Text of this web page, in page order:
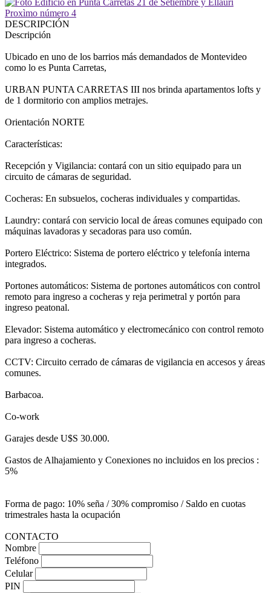
DESCRIPCIÓN
Descripción
Ubicado en uno de los barrios más demandados de Montevideo
como lo es Punta Carretas,
URBAN PUNTA CARRETAS III nos brinda apartamentos lofts y
de 1 dormitorio con amplios metrajes.
Orientación NORTE
Características:
Recepción y Vigilancia: contará con un sitio equipado para un
circuito de cámaras de seguridad.
Cocheras: En subsuelos, cocheras individuales y compartidas.
Laundry: contará con servicio local de áreas comunes equipado con
máquinas lavadoras y secadoras para uso común.
Portero Eléctrico: Sistema de portero eléctrico y telefonía interna
integrados.
Portones automáticos: Sistema de portones automáticos con control
remoto para ingreso a cocheras y reja perimetral y portón para
ingreso peatonal.
Elevador: Sistema automático y electromecánico con control remoto
para ingreso a cocheras.
CCTV: Circuito cerrado de cámaras de vigilancia en accesos y áreas
comunes.
Barbacoa.
Co-work
Garajes desde U$S 30.000.
Gastos de Alhajamiento y Conexiones no incluidos en los precios :
5%
Forma de pago: 10% seña / 30% compromiso / Saldo en cuotas
trimestrales hasta la ocupación
CONTACTO
Nombre
Teléfono
Celular
PIN